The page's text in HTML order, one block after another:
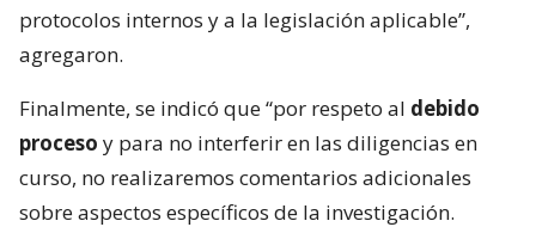
protocolos internos y a la legislación aplicable”,
agregaron.
Finalmente, se indicó que “por respeto al debido
proceso y para no interferir en las diligencias en
curso, no realizaremos comentarios adicionales
sobre aspectos específicos de la investigación.